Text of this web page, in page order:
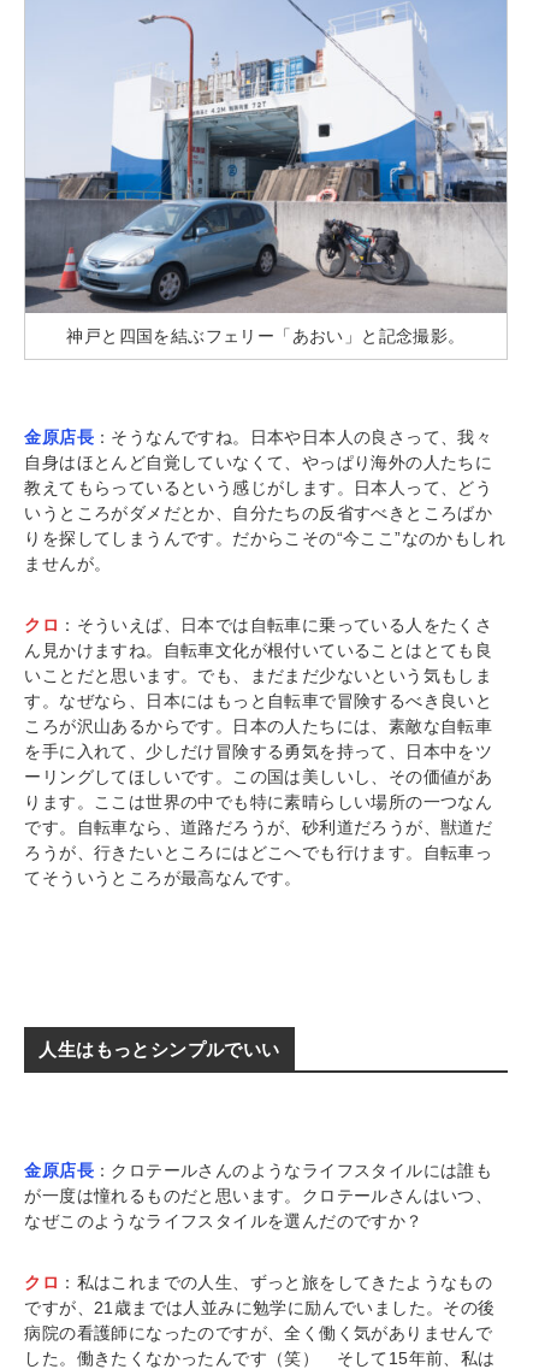
神戸と四国を結ぶフェリー「あおい」と記念撮影。
金原店長 ：そうなんですね。日本や日本人の良さって、我々
自身はほとんど自覚していなくて、やっぱり海外の人たちに
教えてもらっているという感じがします。日本人って、どう
いうところがダメだとか、自分たちの反省すべきところばか
りを探してしまうんです。だからこその“今ここ”なのかもしれ
ませんが。
クロ ：そういえば、日本では自転車に乗っている人をたくさ
ん見かけますね。自転車文化が根付いていることはとても良
いことだと思います。でも、まだまだ少ないという気もしま
す。なぜなら、日本にはもっと自転車で冒険するべき良いと
ころが沢山あるからです。日本の人たちには、素敵な自転車
を手に入れて、少しだけ冒険する勇気を持って、日本中をツ
ーリングしてほしいです。この国は美しいし、その価値があ
ります。ここは世界の中でも特に素晴らしい場所の一つなん
です。自転車なら、道路だろうが、砂利道だろうが、獣道だ
ろうが、行きたいところにはどこへでも行けます。自転車っ
てそういうところが最高なんです。
人生はもっとシンプルでいい
金原店長 ：クロテールさんのようなライフスタイルには誰も
が一度は憧れるものだと思います。クロテールさんはいつ、
なぜこのようなライフスタイルを選んだのですか？
クロ ：私はこれまでの人生、ずっと旅をしてきたようなもの
ですが、21歳までは人並みに勉学に励んでいました。その後
病院の看護師になったのですが、全く働く気がありませんで
した。働きたくなかったんです（笑） そして15年前、私は